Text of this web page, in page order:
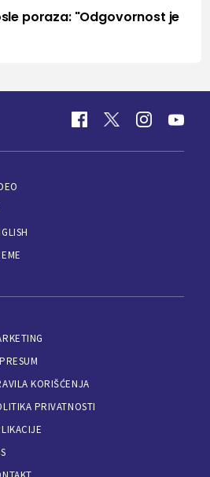
poraza: "Odgovornost je
KORIŠĆENJA
PRIVATNOSTI